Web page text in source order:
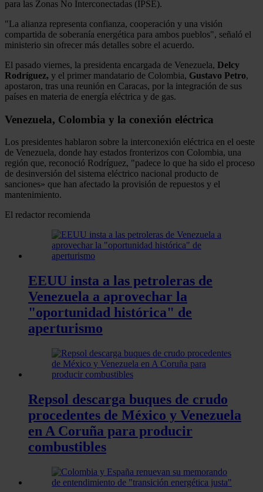
para las Zonas No Interconectadas (IPSE).
"La alianza representa confianza, cooperación y una visión
compartida de soberanía energética para ambos pueblos", señaló el
ministerio sin ofrecer más detalles sobre el acuerdo.
El pasado viernes, la presidenta encargada de Venezuela, Delcy
Rodríguez, y el primer mandatario de Colombia, Gustavo Petro,
apostaron, tras una reunión en Caracas, por la integración de sus
países en materia de energía eléctrica y de gas.
Venezuela, Colombia y la conexión eléctrica
Los presidentes hablaron sobre la interconexión eléctrica en el oeste
de Venezuela, donde hay estados fronterizos con Colombia, una
región que, reconoció Rodríguez, "padece lo que ha sido el proceso
de desinversión del sistema eléctrico nacional producto de
sanciones» que han afectado la provisión de repuestos y el
mantenimiento.
El redactor recomienda
EEUU insta a las petroleras de
Venezuela a aprovechar la
"oportunidad histórica" de
aperturismo
Repsol descarga buques de crudo
procedentes de México y Venezuela
en A Coruña para producir
combustibles